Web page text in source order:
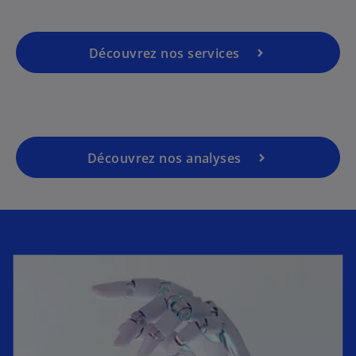
Découvrez nos services
Découvrez nos analyses
s’ouvre dans un nouvel onglet